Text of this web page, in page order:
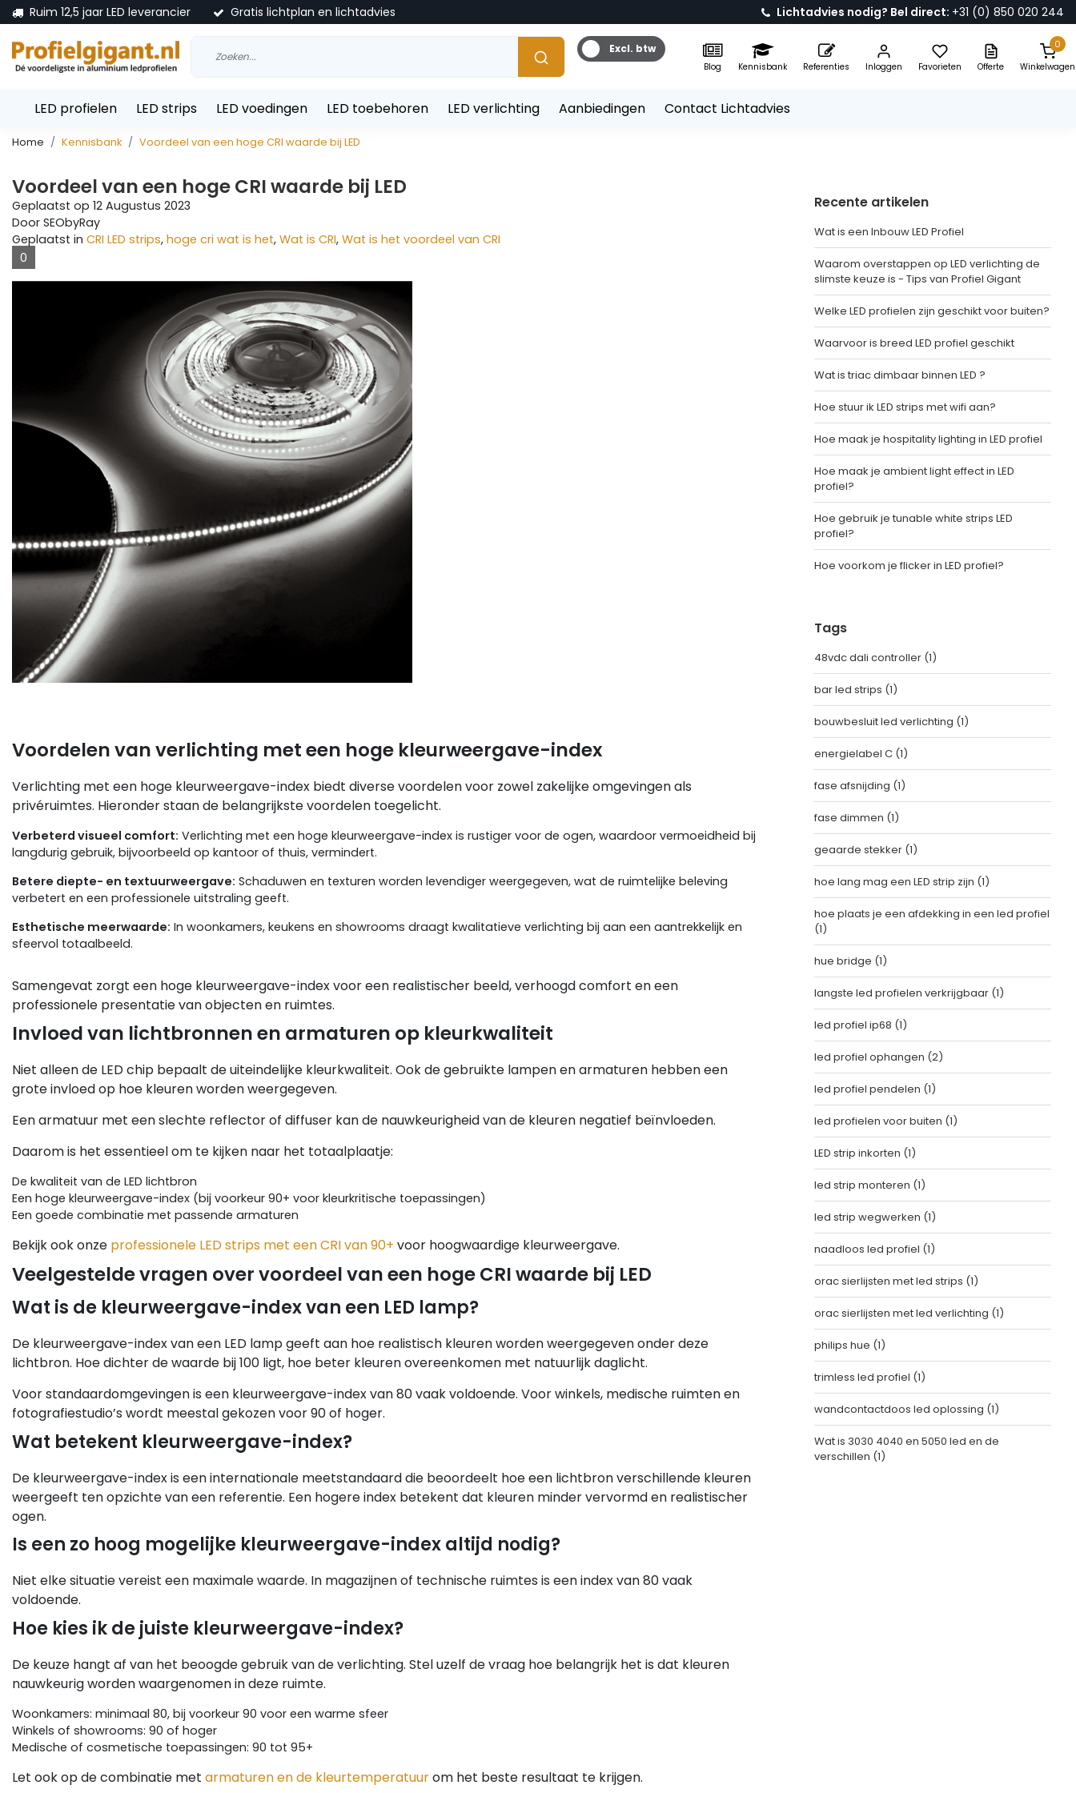
Ruim 12,5 jaar LED leverancier Gratis lichtplan en lichtadvies Lichtadvies nodig? Bel direct: +31 (0) 850 020 244
Excl. btw
Blog Kennisbank Referenties Inloggen Favorieten Offerte
0
Winkelwagen
LED profielen LED strips LED voedingen LED toebehoren LED verlichting Aanbiedingen Contact Lichtadvies
Home Kennisbank Voordeel van een hoge CRI waarde bij LED
Voordeel van een hoge CRI waarde bij LED
Geplaatst op 12 Augustus 2023
Door SEObyRay
Geplaatst in CRI LED strips, hoge cri wat is het, Wat is CRI, Wat is het voordeel van CRI
0
Voordelen van verlichting met een hoge kleurweergave-index
Verlichting met een hoge kleurweergave-index biedt diverse voordelen voor zowel zakelijke omgevingen als
privéruimtes. Hieronder staan de belangrijkste voordelen toegelicht.
Verbeterd visueel comfort: Verlichting met een hoge kleurweergave-index is rustiger voor de ogen, waardoor vermoeidheid bij
langdurig gebruik, bijvoorbeeld op kantoor of thuis, vermindert.
Betere diepte- en textuurweergave: Schaduwen en texturen worden levendiger weergegeven, wat de ruimtelijke beleving
verbetert en een professionele uitstraling geeft.
Esthetische meerwaarde: In woonkamers, keukens en showrooms draagt kwalitatieve verlichting bij aan een aantrekkelijk en
sfeervol totaalbeeld.
Samengevat zorgt een hoge kleurweergave-index voor een realistischer beeld, verhoogd comfort en een
professionele presentatie van objecten en ruimtes.
Invloed van lichtbronnen en armaturen op kleurkwaliteit
Niet alleen de LED chip bepaalt de uiteindelijke kleurkwaliteit. Ook de gebruikte lampen en armaturen hebben een
grote invloed op hoe kleuren worden weergegeven.
Een armatuur met een slechte reflector of diffuser kan de nauwkeurigheid van de kleuren negatief beïnvloeden.
Daarom is het essentieel om te kijken naar het totaalplaatje:
De kwaliteit van de LED lichtbron
Een hoge kleurweergave-index (bij voorkeur 90+ voor kleurkritische toepassingen)
Een goede combinatie met passende armaturen
Bekijk ook onze professionele LED strips met een CRI van 90+ voor hoogwaardige kleurweergave.
Veelgestelde vragen over voordeel van een hoge CRI waarde bij LED
Wat is de kleurweergave-index van een LED lamp?
De kleurweergave-index van een LED lamp geeft aan hoe realistisch kleuren worden weergegeven onder deze
lichtbron. Hoe dichter de waarde bij 100 ligt, hoe beter kleuren overeenkomen met natuurlijk daglicht.
Voor standaardomgevingen is een kleurweergave-index van 80 vaak voldoende. Voor winkels, medische ruimten en
fotografiestudio’s wordt meestal gekozen voor 90 of hoger.
Wat betekent kleurweergave-index?
De kleurweergave-index is een internationale meetstandaard die beoordeelt hoe een lichtbron verschillende kleuren
weergeeft ten opzichte van een referentie. Een hogere index betekent dat kleuren minder vervormd en realistischer
ogen.
Is een zo hoog mogelijke kleurweergave-index altijd nodig?
Niet elke situatie vereist een maximale waarde. In magazijnen of technische ruimtes is een index van 80 vaak
voldoende.
Hoe kies ik de juiste kleurweergave-index?
De keuze hangt af van het beoogde gebruik van de verlichting. Stel uzelf de vraag hoe belangrijk het is dat kleuren
nauwkeurig worden waargenomen in deze ruimte.
Woonkamers: minimaal 80, bij voorkeur 90 voor een warme sfeer
Winkels of showrooms: 90 of hoger
Medische of cosmetische toepassingen: 90 tot 95+
Let ook op de combinatie met armaturen en de kleurtemperatuurom het beste resultaat te krijgen.
Recente artikelen
Wat is een Inbouw LED Profiel
Waarom overstappen op LED verlichting de
slimste keuze is - Tips van Profiel Gigant
Welke LED profielen zijn geschikt voor buiten?
Waarvoor is breed LED profiel geschikt
Wat is triac dimbaar binnen LED ?
Hoe stuur ik LED strips met wifi aan?
Hoe maak je hospitality lighting in LED profiel
Hoe maak je ambient light effect in LED
profiel?
Hoe gebruik je tunable white strips LED
profiel?
Hoe voorkom je flicker in LED profiel?
Tags
48vdc dali controller (1)
bar led strips (1)
bouwbesluit led verlichting (1)
energielabel C (1)
fase afsnijding (1)
fase dimmen (1)
geaarde stekker (1)
hoe lang mag een LED strip zijn (1)
hoe plaats je een afdekking in een led profiel
(1)
hue bridge (1)
langste led profielen verkrijgbaar (1)
led profiel ip68 (1)
led profiel ophangen (2)
led profiel pendelen (1)
led profielen voor buiten (1)
LED strip inkorten (1)
led strip monteren (1)
led strip wegwerken (1)
naadloos led profiel (1)
orac sierlijsten met led strips (1)
orac sierlijsten met led verlichting (1)
philips hue (1)
trimless led profiel (1)
wandcontactdoos led oplossing (1)
Wat is 3030 4040 en 5050 led en de
verschillen (1)